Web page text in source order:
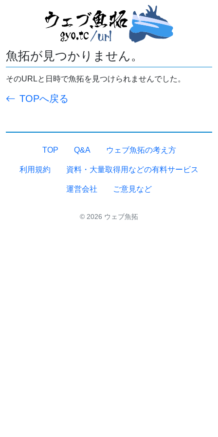
魚拓が見つかりません。
そのURLと日時で魚拓を見つけられませんでした。
TOPへ戻る
TOP Q&A ウェブ魚拓の考え方
利用規約 資料・大量取得用などの有料サービス
運営会社 ご意見など
© 2026 ウェブ魚拓